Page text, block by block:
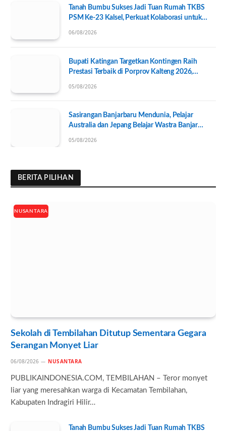
Tanah Bumbu Sukses Jadi Tuan Rumah TKBS
PSM Ke-23 Kalsel, Perkuat Kolaborasi untuk
06/08/2026
Bupati Katingan Targetkan Kontingen Raih
Prestasi Terbaik di Porprov Kalteng 2026,
05/08/2026
Sasirangan Banjarbaru Mendunia, Pelajar
Australia dan Jepang Belajar Wastra Banjar
05/08/2026
BERITA PILIHAN
NUSANTARA
Sekolah di Tembilahan Ditutup Sementara Gegara
Serangan Monyet Liar
06/08/2026 NUSANTARA
PUBLIKAINDONESIA.COM, TEMBILAHAN – Teror monyet
liar yang meresahkan warga di Kecamatan Tembilahan,
Kabupaten Indragiri Hilir…
Tanah Bumbu Sukses Jadi Tuan Rumah TKBS